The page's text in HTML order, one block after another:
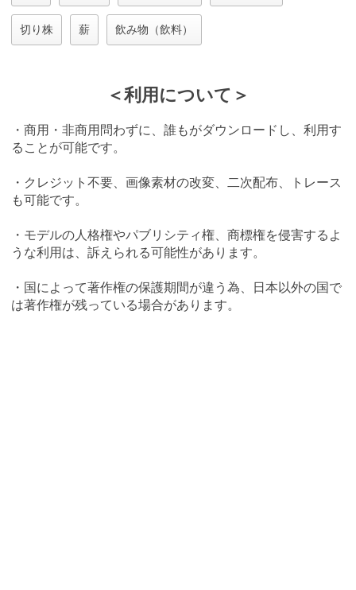
切り株 薪 飲み物（飲料）
＜利用について＞
・商用・非商用問わずに、誰もがダウンロードし、利用す
ることが可能です。
・クレジット不要、画像素材の改変、二次配布、トレース
も可能です。
・モデルの人格権やパブリシティ権、商標権を侵害するよ
うな利用は、訴えられる可能性があります。
・国によって著作権の保護期間が違う為、日本以外の国で
は著作権が残っている場合があります。